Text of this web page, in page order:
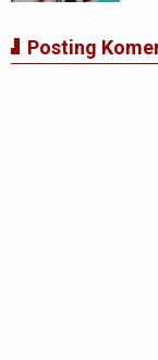
Posting